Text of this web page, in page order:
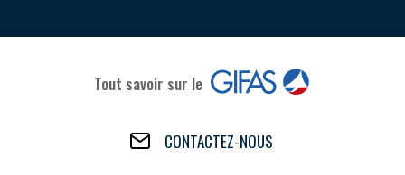
Tout savoir sur le
CONTACTEZ-NOUS